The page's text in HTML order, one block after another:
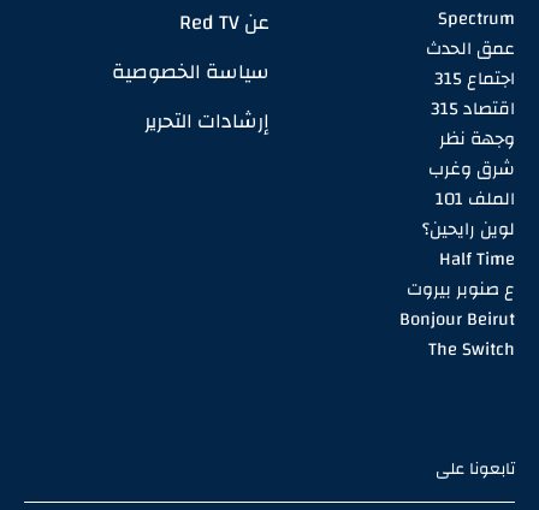
Spectrum
عمق الحدث
اجتماع 315
اقتصاد 315
وجهة نظر
شرق وغرب
الملف 101
لوين رايحين؟
Half Time
ع صنوبر بيروت
Bonjour Beirut
The Switch
عن Red TV
سياسة الخصوصية
إرشادات التحرير
تابعونا على